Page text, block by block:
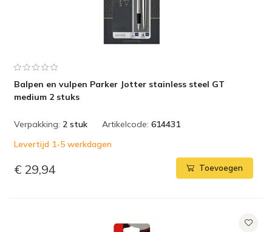
Balpen en vulpen Parker Jotter stainless steel GT
medium 2 stuks
Verpakking: 2 stuk Artikelcode: 614431
Levertijd 1-5 werkdagen
€ 29,94 Toevoegen